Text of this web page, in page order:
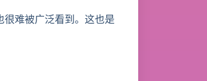
难被广泛看到。这也是